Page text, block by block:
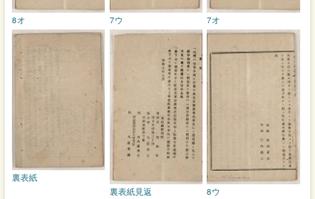
7オ
7ウ
8オ
8ウ
裏表紙見返
裏表紙